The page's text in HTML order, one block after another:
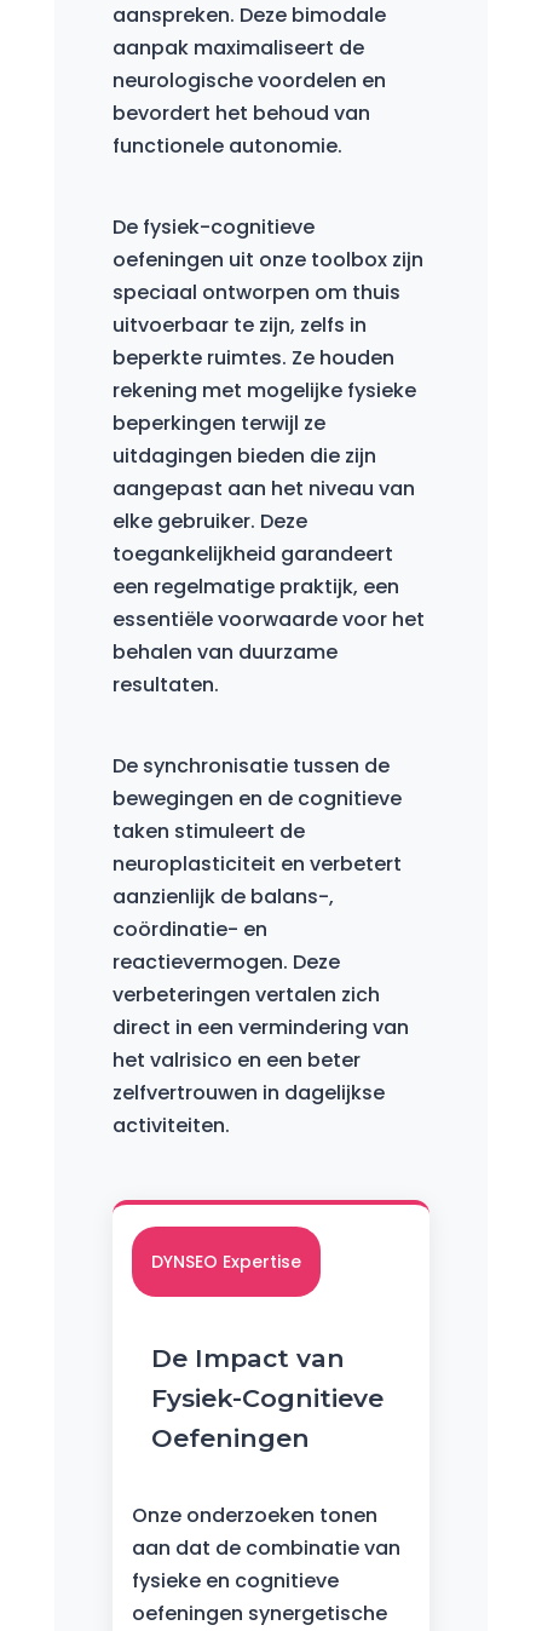
aanspreken. Deze bimodale
aanpak maximaliseert de
neurologische voordelen en
bevordert het behoud van
functionele autonomie.
De fysiek-cognitieve
oefeningen uit onze toolbox zijn
speciaal ontworpen om thuis
uitvoerbaar te zijn, zelfs in
beperkte ruimtes. Ze houden
rekening met mogelijke fysieke
beperkingen terwijl ze
uitdagingen bieden die zijn
aangepast aan het niveau van
elke gebruiker. Deze
toegankelijkheid garandeert
een regelmatige praktijk, een
essentiële voorwaarde voor het
behalen van duurzame
resultaten.
De synchronisatie tussen de
bewegingen en de cognitieve
taken stimuleert de
neuroplasticiteit en verbetert
aanzienlijk de balans-,
coördinatie- en
reactievermogen. Deze
verbeteringen vertalen zich
direct in een vermindering van
het valrisico en een beter
zelfvertrouwen in dagelijkse
activiteiten.
DYNSEO Expertise
De Impact van
Fysiek-Cognitieve
Oefeningen
Onze onderzoeken tonen
aan dat de combinatie van
fysieke en cognitieve
oefeningen synergetische